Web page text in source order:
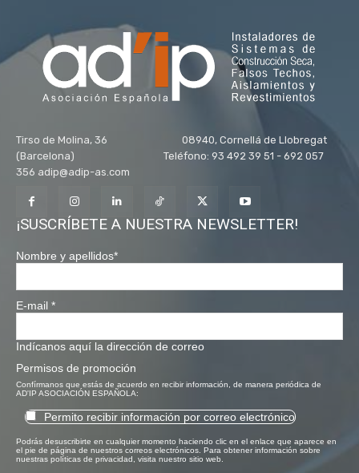
Tirso de Molina, 36 08940, Cornellá de Llobregat
(Barcelona) Teléfono: 93 492 39 51 - 692 057
356 adip@adip-as.com
¡SUSCRÍBETE A NUESTRA NEWSLETTER!
Nombre y apellidos*
E-mail *
Indícanos aquí la dirección de correo
Permisos de promoción
Confírmanos que estás de acuerdo en recibir información, de manera periódica de
AD'IP ASOCIACIÓN ESPAÑOLA:
Permito recibir información por correo electrónico
Podrás desuscribirte en cualquier momento haciendo clic en el enlace que aparece en
el pie de página de nuestros correos electrónicos. Para obtener información sobre
nuestras políticas de privacidad, visita nuestro sitio web.